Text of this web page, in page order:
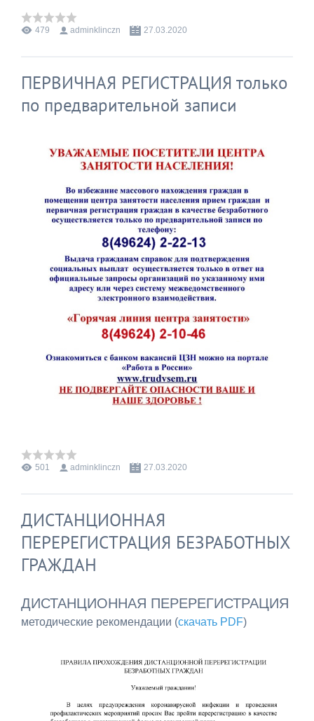
479 adminklinczn 27.03.2020
ПЕРВИЧНАЯ РЕГИСТРАЦИЯ только
по предварительной записи
501 adminklinczn 27.03.2020
ДИСТАНЦИОННАЯ
ПЕРЕРЕГИСТРАЦИЯ БЕЗРАБОТНЫХ
ГРАЖДАН
ДИСТАНЦИОННАЯ ПЕРЕРЕГИСТРАЦИЯ
методические рекомендации (скачать PDF)